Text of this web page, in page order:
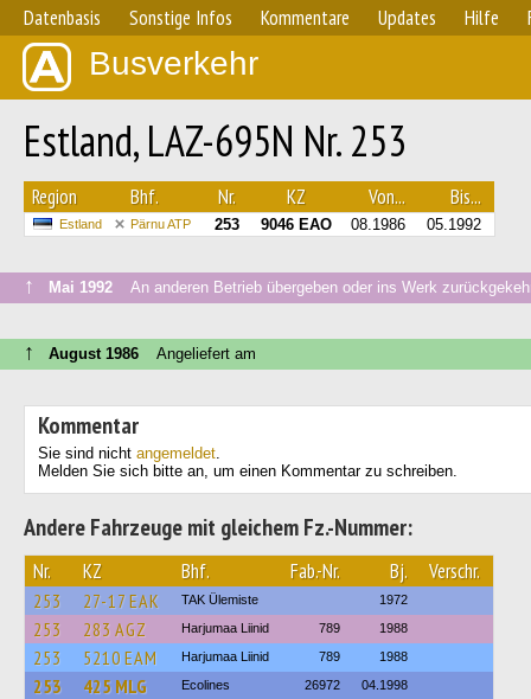
Datenbasis Sonstige Infos Kommentare Updates Hilfe
Busverkehr
Estland, LAZ-695N Nr. 253
Region Bhf. Nr. KZ Von... Bis...
Estland Pärnu ATP 253 9046 ЕАО 08.1986 05.1992
↑ Mai 1992 An anderen Betrieb übergeben oder ins Werk
↑ August 1986 Angeliefert am
Kommentar
Sie sind nicht angemeldet.
Melden Sie sich bitte an, um einen Kommentar zu schreiben.
Andere Fahrzeuge mit gleichem Fz.-Nummer:
Nr. KZ Bhf. Fab.-Nr. Bj. Verschr.
253 27-17 ЕАК TAK Ülemiste 1972
253 283 AGZ Harjumaa Liinid 789 1988
253 5210 ЕАМ Harjumaa Liinid 789 1988
253 425 MLG Ecolines 26972 04.1998